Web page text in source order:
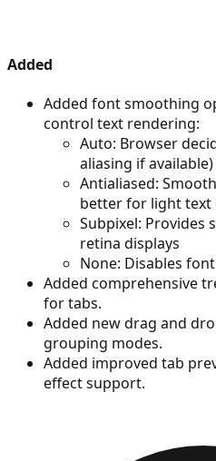
Added
Added font smoothing
control text rendering:
Auto: Browser
aliasing if available)
Antialiased:
better for light text
Subpixel: Provides
retina displays
None: Disables
Added comprehensive
for tabs.
Added new drag and
grouping modes.
Added improved tab
effect support.